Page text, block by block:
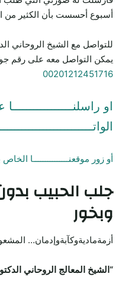
أسبوع أحسست بأن الكثير من
للتواصل مع الشيخ الروحاني
يمكن التواصل معه على رقم
00201212451716
او
أو زور موقعنـــــــــــــــا الخاص
جلب الحبيب
وبخور
أزمةماديةوكآبةوإدمان…
“الشيخ المعالج الروحاني